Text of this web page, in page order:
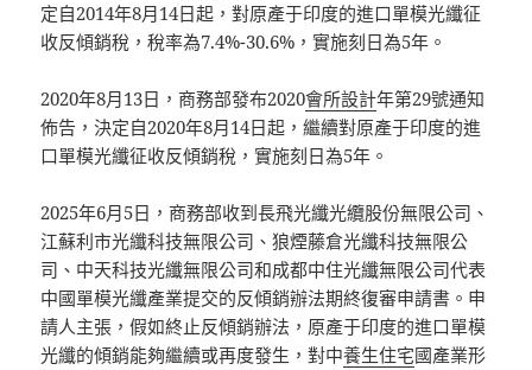
定自2014年8月14日起，對原產于印度的進口單模光纖征
收反傾銷稅，稅率為7.4%-30.6%，實施刻日為5年。
2020年8月13日，商務部發布2020會所設計年第29號通知
佈告，決定自2020年8月14日起，繼續對原產于印度的進
口單模光纖征收反傾銷稅，實施刻日為5年。
2025年6月5日，商務部收到長飛光纖光纜股份無限公司、
江蘇利市光纖科技無限公司、狼煙藤倉光纖科技無限公
司、中天科技光纖無限公司和成都中住光纖無限公司代表
中國單模光纖產業提交的反傾銷辦法期終復審申請書。申
請人主張，假如終止反傾銷辦法，原產于印度的進口單模
光纖的傾銷能夠繼續或再度發生，對中養生住宅國產業形